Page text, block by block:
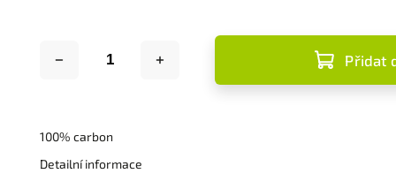
Přidat
100% carbon
Detailní informace